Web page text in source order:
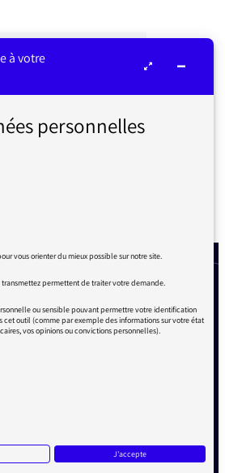
la Médiatrice
la Médiatrice
de la Médiatrice
à votre
personnelles
vous orienter du mieux possible sur notre site.
transmettez permettent de traiter votre demande.
ou sensible pouvant permettre votre identification
cet outil (comme par exemple des informations sur votre état
vos opinions ou convictions personnelles).
J'accepte